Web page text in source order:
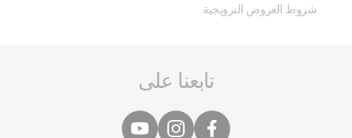
شروط العروض الترويجية
تابعنا على